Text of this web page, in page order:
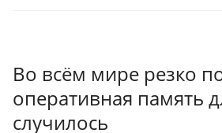
Во всём мире резко
оперативная память
случилось